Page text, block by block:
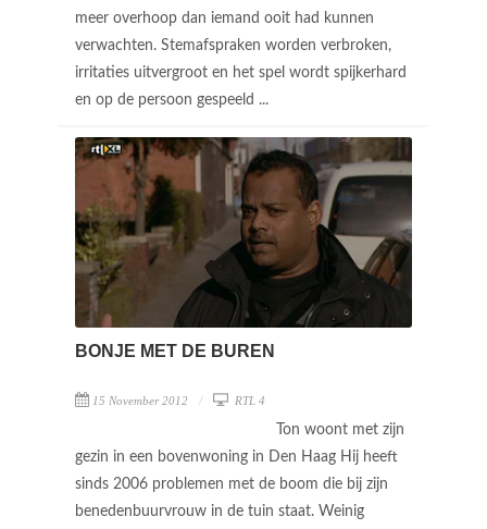
meer overhoop dan iemand ooit had kunnen
verwachten. Stemafspraken worden verbroken,
irritaties uitvergroot en het spel wordt spijkerhard
en op de persoon gespeeld ...
BONJE MET DE BUREN
15 November 2012 RTL 4
Ton woont met zijn
gezin in een bovenwoning in Den Haag Hij heeft
sinds 2006 problemen met de boom die bij zijn
benedenbuurvrouw in de tuin staat. Weinig